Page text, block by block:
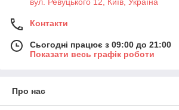
Контакти
Сьогодні працює з 09:00 до 21:00
Показати весь графік роботи
Про нас